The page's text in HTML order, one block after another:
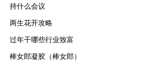
持什么会议
两生花开攻略
过年干哪些行业致富
棒女郎凝胶（棒女郎）